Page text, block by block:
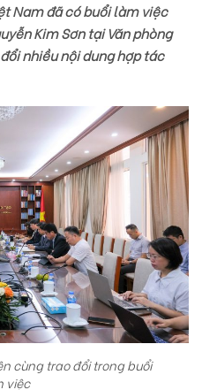
Namđã có buổi làm việc
Kim Sơn tại Văn phòng
nhiều nội dung hợp tác
cùng trao đổi trong buổi
việc